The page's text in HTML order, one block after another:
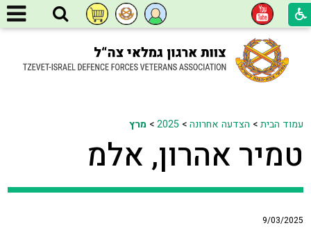
עמוד הבית> הצדעה אחרונה>
2025
>מרץ
טמיר אהרון, אלמ
9/03/2025